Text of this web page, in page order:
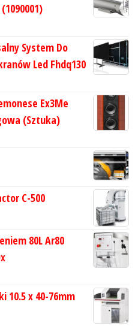
System Do
Led Fhdq130
Ex3Me
(Sztuka)
C-500
80L Ar80
10.5 x 40-76mm